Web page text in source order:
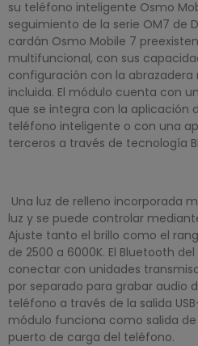
su teléfono inteligente Osmo
seguimiento de la serie OM7 de
cardán Osmo Mobile 7
multifuncional, con sus
configuración con la
incluida. El módulo cuenta con
que se integra con la aplicación
teléfono inteligente o con una
terceros a través de tecnología
Una luz de relleno incorporada
luz y se puede controlar
Ajuste tanto el brillo como el
de 2500 a 6000K. El Bluetooth
conectar con unidades
por separado para grabar audio
teléfono a través de la salida
módulo funciona como salida
puerto de carga del teléfono.